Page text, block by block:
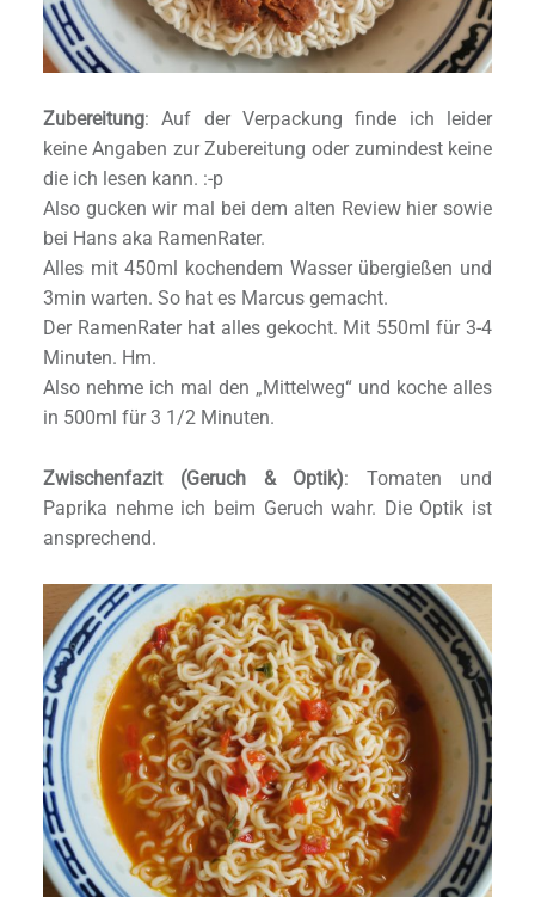
Zubereitung: Auf der Verpackung finde ich leider
keine Angaben zur Zubereitung oder zumindest keine
die ich lesen kann. :-p
Also gucken wir mal bei dem alten Review hier sowie
bei Hans aka RamenRater.
Alles mit 450ml kochendem Wasser übergießen und
3min warten. So hat es Marcus gemacht.
Der RamenRater hat alles gekocht. Mit 550ml für 3-4
Minuten. Hm.
Also nehme ich mal den „Mittelweg“ und koche alles
in 500ml für 3 1/2 Minuten.
Zwischenfazit (Geruch & Optik): Tomaten und
Paprika nehme ich beim Geruch wahr. Die Optik ist
ansprechend.